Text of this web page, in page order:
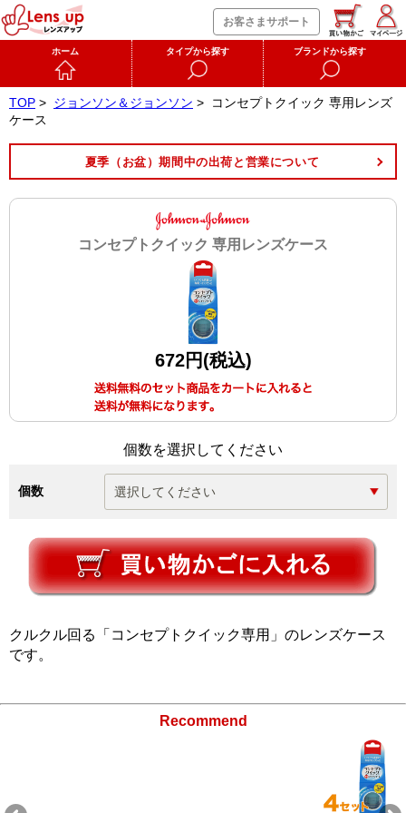
お客さまサポート
ホーム タイプから探す ブランドから探す
TOP > ジョンソン＆ジョンソン >
コンセプトクイック 専用レンズ
ケース
夏季（お盆）期間中の出荷と営業について
コンセプトクイック 専用レンズケース
672円(税込)
個数を選択してください
個数
クルクル回る「コンセプトクイック専用」のレンズケース
です。
Recommend